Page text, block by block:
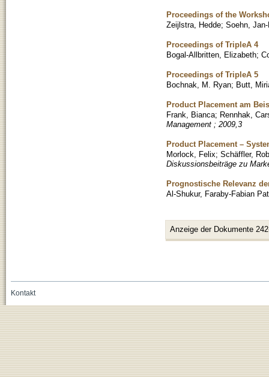
Proceedings of the
Zeijlstra, Hedde; Soehn,
Proceedings of TripleA 4
Bogal-Allbritten, Elizabeth;
Proceedings of TripleA 5
Bochnak, M. Ryan; Butt,
Product Placement am
Frank, Bianca; Rennhak,
Management ; 2009,3
Product Placement –
Morlock, Felix; Schäffler,
Diskussionsbeiträge zu
Prognostische Relevanz
Al-Shukur, Faraby-Fabian
Anzeige der Dokumente
Kontakt